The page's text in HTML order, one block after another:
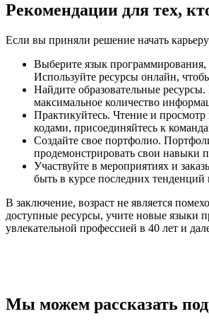
Рекомендации для тех,
Если вы приняли решение начать
Выберите язык
Используйте ресурсы онлайн,
Найдите образовательные
максимальное количество
Практикуйтесь. Чтение и
кодами, присоединяйтесь к
Создайте свое портфолио.
продемонстрировать свои навыки
Участвуйте в мероприятиях и
быть в курсе последних
В заключение, возраст не является
доступные ресурсы, учите новые языки
увлекательной профессией в 40 лет и
Мы можем рассказать